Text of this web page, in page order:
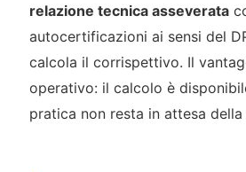
relazione tecnica asseverata
autocertificazioni ai sensi del
calcola il corrispettivo. Il
operativo: il calcolo è
pratica non resta in attesa